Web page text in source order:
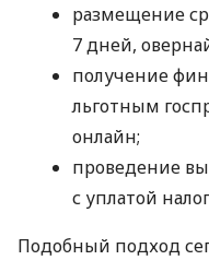
размещение
7 дней,
получение
льготным
онлайн;
проведение
с уплатой
Подобный подход